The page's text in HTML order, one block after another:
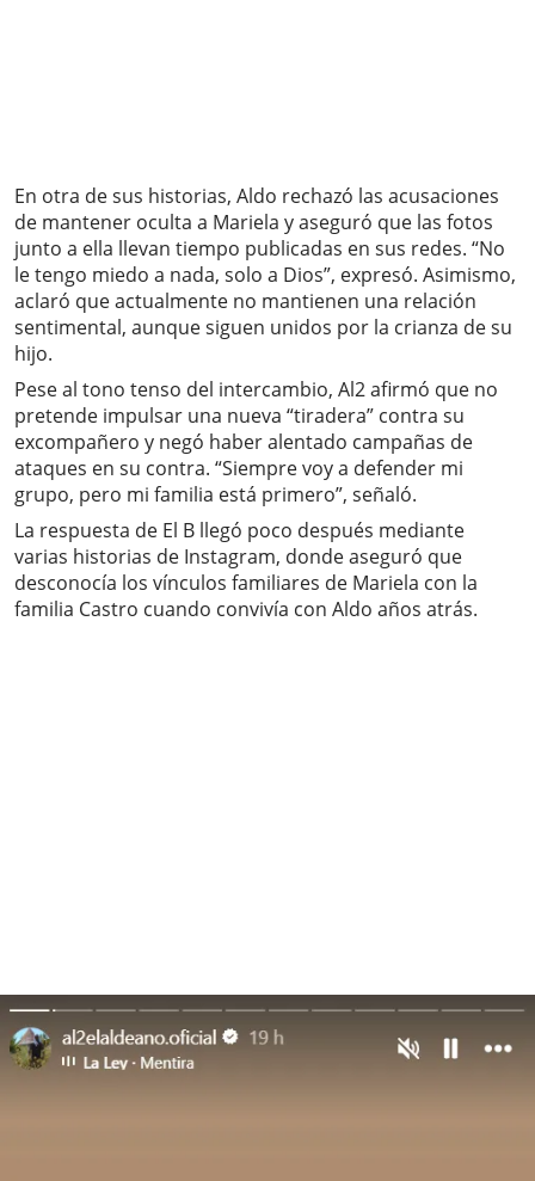
En otra de sus historias, Aldo rechazó las acusaciones
de mantener oculta a Mariela y aseguró que las fotos
junto a ella llevan tiempo publicadas en sus redes. “No
le tengo miedo a nada, solo a Dios”, expresó. Asimismo,
aclaró que actualmente no mantienen una relación
sentimental, aunque siguen unidos por la crianza de su
hijo.
Pese al tono tenso del intercambio, Al2 afirmó que no
pretende impulsar una nueva “tiradera” contra su
excompañero y negó haber alentado campañas de
ataques en su contra. “Siempre voy a defender mi
grupo, pero mi familia está primero”, señaló.
La respuesta de El B llegó poco después mediante
varias historias de Instagram, donde aseguró que
desconocía los vínculos familiares de Mariela con la
familia Castro cuando convivía con Aldo años atrás.